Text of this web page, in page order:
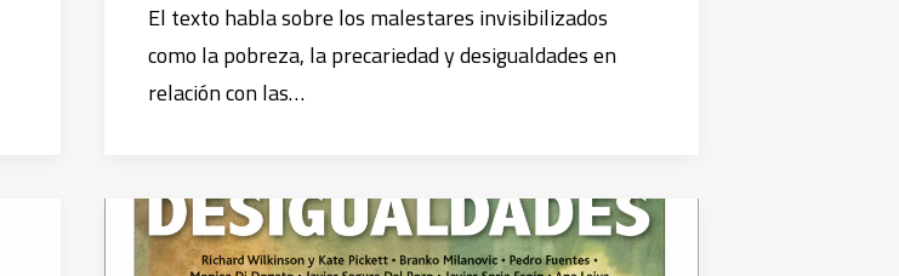
El texto habla sobre los malestares invisibilizados
como la pobreza, la precariedad y desigualdades en
relación con las…